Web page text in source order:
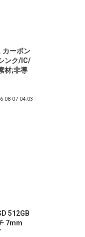
カーボン
ンク/IC/
材;非導
08-07 04:03
512GB
7mm